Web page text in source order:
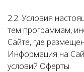
2.2. Условия
тем программам,
Сайте, где
Информация на
условий Оферты.